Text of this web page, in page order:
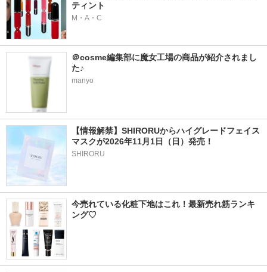
ティント
M・A・C
＠cosme編集部に魔女工場の商品が紹介されまし
た♪
manyo
【情報解禁】SHIRORUからハイグレードフェイス
マスクが2026年11月1日（日）発売！
SHIRORU
今売れている化粧下地はこれ！最新売れ筋ランキ
ング♡